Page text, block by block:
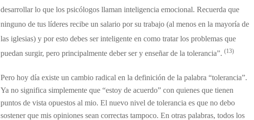
desarrollar lo que los psicólogos llaman inteligencia emocional. Recuerda que
ninguno de tus líderes recibe un salario por su trabajo (al menos en la mayoría de
las iglesias) y por esto debes ser inteligente en como tratar los problemas que
puedan surgir, pero principalmente deber ser y enseñar de la tolerancia”. (13)
Pero hoy día existe un cambio radical en la definición de la palabra “tolerancia”.
Ya no significa simplemente que “estoy de acuerdo” con quienes que tienen
puntos de vista opuestos al mio. El nuevo nivel de tolerancia es que no debo
sostener que mis opiniones sean correctas tampoco. En otras palabras, todos los